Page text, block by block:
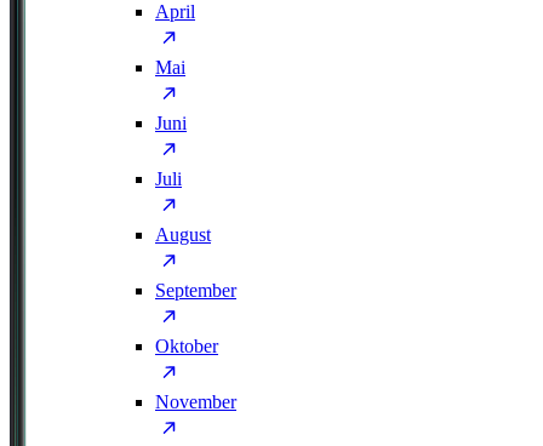
April
Mai
Juni
Juli
August
September
Oktober
November